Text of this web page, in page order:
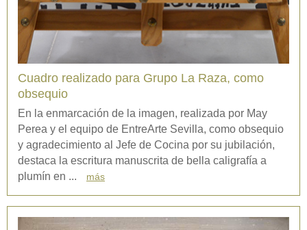
Cuadro realizado para Grupo La Raza, como
obsequio
En la enmarcación de la imagen, realizada por May
Perea y el equipo de EntreArte Sevilla, como obsequio
y agradecimiento al Jefe de Cocina por su jubilación,
destaca la escritura manuscrita de bella caligrafía a
plumín en ...
más